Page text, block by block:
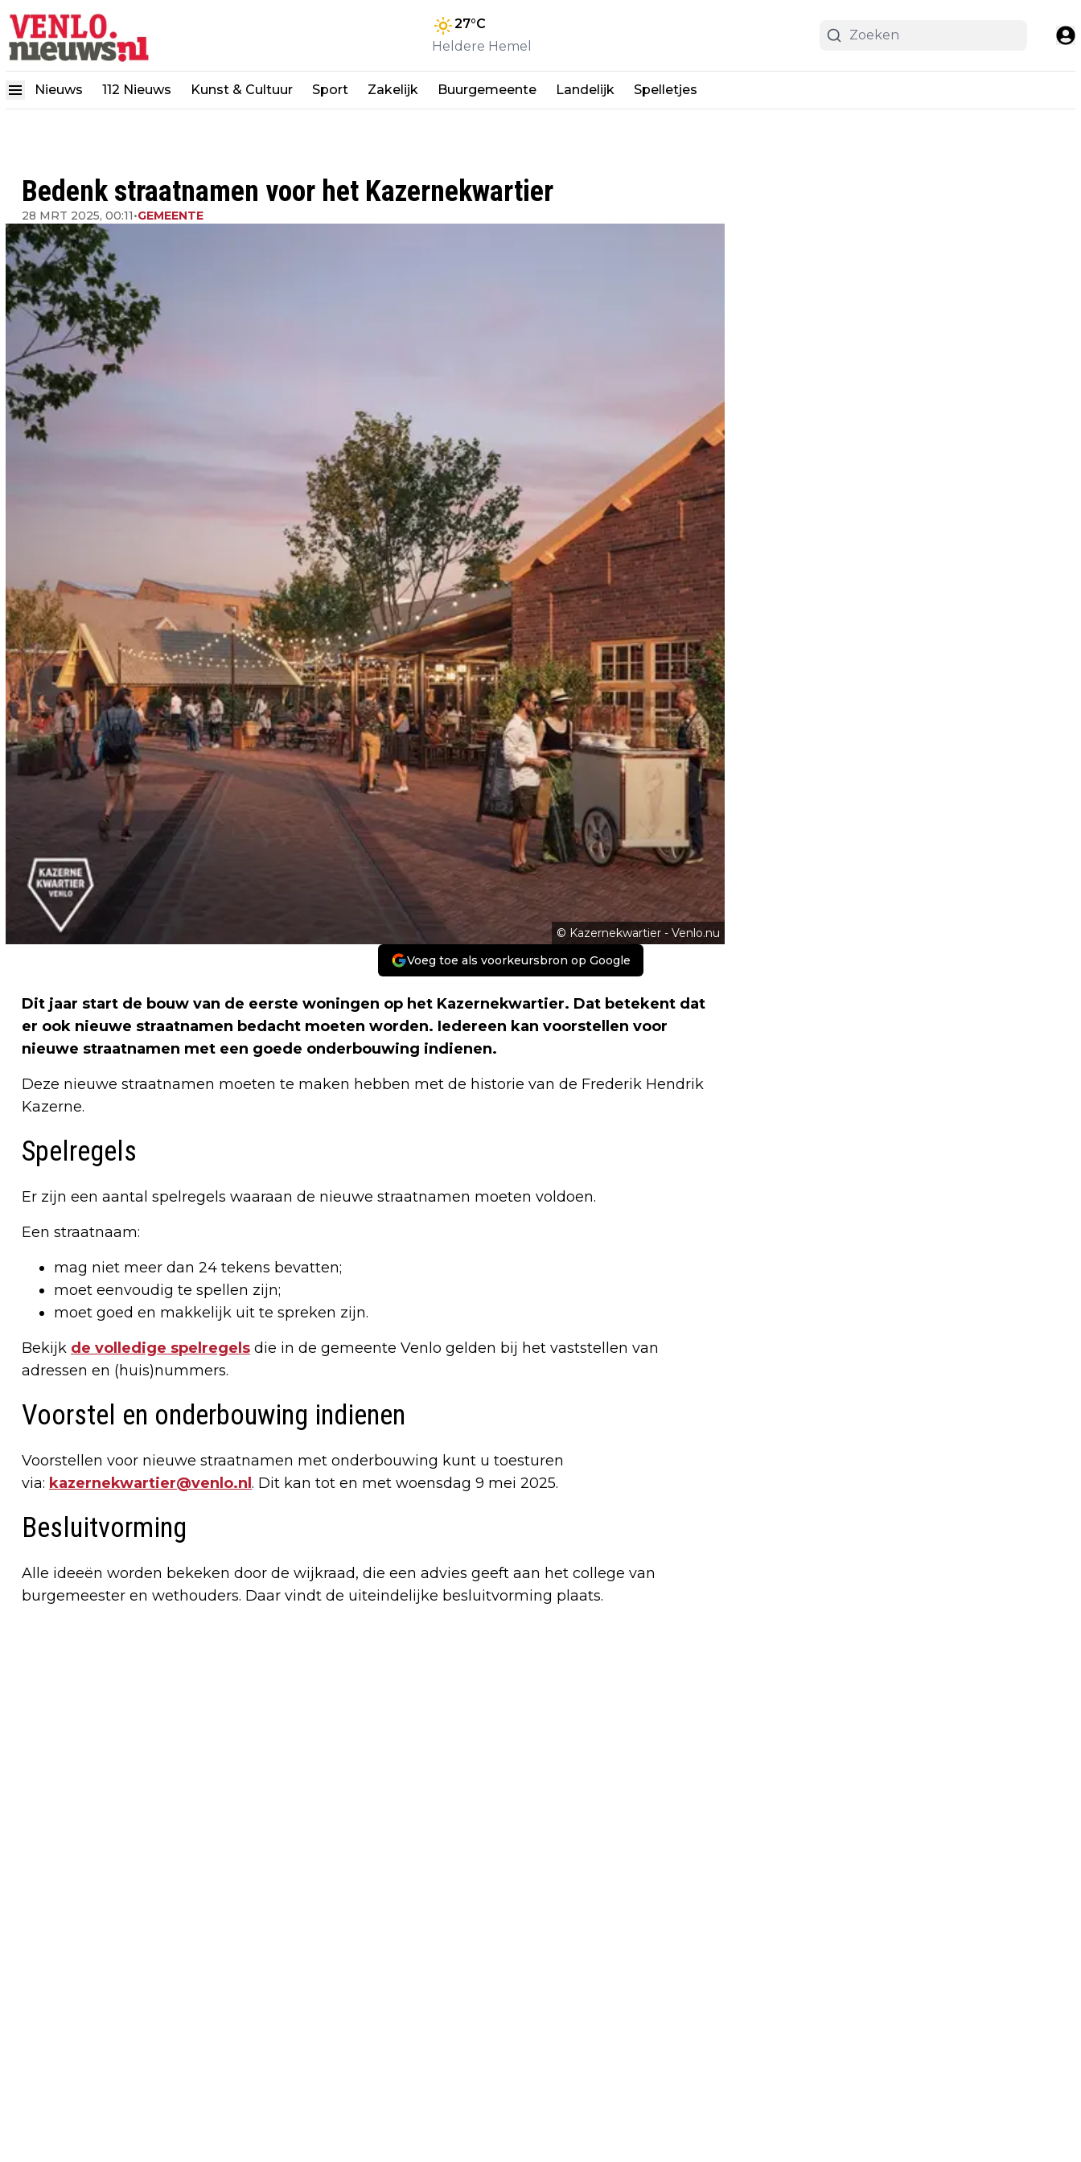
27°C
Heldere Hemel
Nieuws 112 Nieuws Kunst & Cultuur Sport Zakelijk Buurgemeente Landelijk Spelletjes
Bedenk straatnamen voor het Kazernekwartier
28 MRT 2025, 00:11•GEMEENTE
© Kazernekwartier - Venlo.nu
Voeg toe als voorkeursbron op Google
Dit jaar start de bouw van de eerste woningen op het Kazernekwartier. Dat betekent dat
er ook nieuwe straatnamen bedacht moeten worden. Iedereen kan voorstellen voor
nieuwe straatnamen met een goede onderbouwing indienen.
Deze nieuwe straatnamen moeten te maken hebben met de historie van de Frederik Hendrik
Kazerne.
Spelregels
Er zijn een aantal spelregels waaraan de nieuwe straatnamen moeten voldoen.
Een straatnaam:
mag niet meer dan 24 tekens bevatten;
moet eenvoudig te spellen zijn;
moet goed en makkelijk uit te spreken zijn.
Bekijk de volledige spelregels die in de gemeente Venlo gelden bij het vaststellen van
adressen en (huis)nummers.
Voorstel en onderbouwing indienen
Voorstellen voor nieuwe straatnamen met onderbouwing kunt u toesturen
via: kazernekwartier@venlo.nl. Dit kan tot en met woensdag 9 mei 2025.
Besluitvorming
Alle ideeën worden bekeken door de wijkraad, die een advies geeft aan het college van
burgemeester en wethouders. Daar vindt de uiteindelijke besluitvorming plaats.